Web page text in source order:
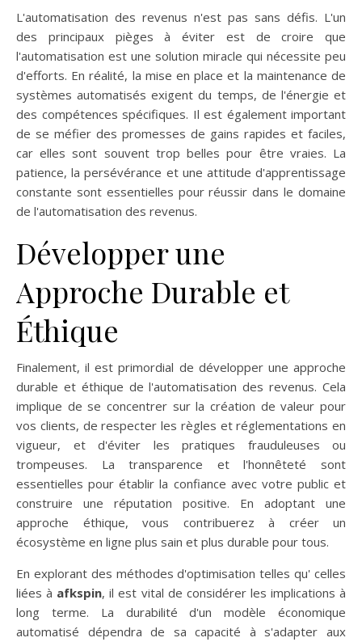
L'automatisation des revenus n'est pas sans défis. L'un
des principaux pièges à éviter est de croire que
l'automatisation est une solution miracle qui nécessite peu
d'efforts. En réalité, la mise en place et la maintenance de
systèmes automatisés exigent du temps, de l'énergie et
des compétences spécifiques. Il est également important
de se méfier des promesses de gains rapides et faciles,
car elles sont souvent trop belles pour être vraies. La
patience, la persévérance et une attitude d'apprentissage
constante sont essentielles pour réussir dans le domaine
de l'automatisation des revenus.
Développer une
Approche Durable et
Éthique
Finalement, il est primordial de développer une approche
durable et éthique de l'automatisation des revenus. Cela
implique de se concentrer sur la création de valeur pour
vos clients, de respecter les règles et réglementations en
vigueur, et d'éviter les pratiques frauduleuses ou
trompeuses. La transparence et l'honnêteté sont
essentielles pour établir la confiance avec votre public et
construire une réputation positive. En adoptant une
approche éthique, vous contribuerez à créer un
écosystème en ligne plus sain et plus durable pour tous.
En explorant des méthodes d'optimisation telles qu' celles
liées à afkspin, il est vital de considérer les implications à
long terme. La durabilité d'un modèle économique
automatisé dépendra de sa capacité à s'adapter aux